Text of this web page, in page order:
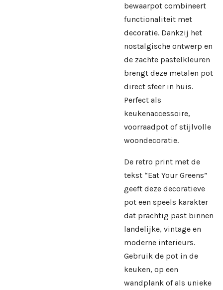
bewaarpot combineert
functionaliteit met
decoratie. Dankzij het
nostalgische ontwerp en
de zachte pastelkleuren
brengt deze metalen pot
direct sfeer in huis.
Perfect als
keukenaccessoire,
voorraadpot of stijlvolle
woondecoratie.
De retro print met de
tekst “Eat Your Greens”
geeft deze decoratieve
pot een speels karakter
dat prachtig past binnen
landelijke, vintage en
moderne interieurs.
Gebruik de pot in de
keuken, op een
wandplank of als unieke